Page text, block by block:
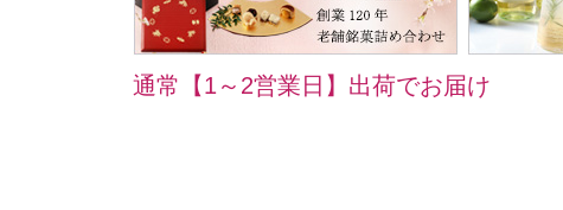
通常【1～2営業日】出荷でお届け